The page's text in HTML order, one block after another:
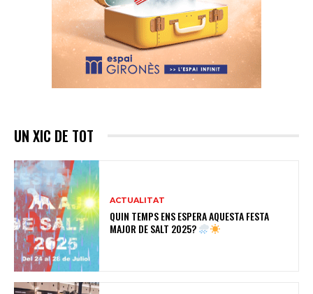
UN XIC DE TOT
ACTUALITAT
QUIN TEMPS ENS ESPERA AQUESTA FESTA
MAJOR DE SALT 2025?